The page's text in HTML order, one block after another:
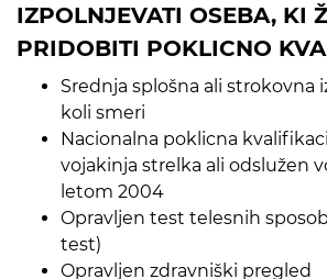
IZPOLNJEVATI OSEBA, KI
PRIDOBITI POKLICNO
Srednja splošna ali strokovna
koli smeri
Nacionalna poklicna
vojakinja strelka ali odslužen
letom 2004
Opravljen test telesnih
test)
Opravljen zdravniški pregled